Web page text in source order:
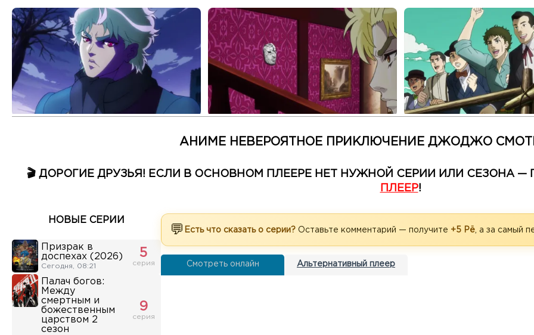
АНИМЕ НЕВЕРОЯТНОЕ ПРИКЛЮЧЕНИЕ ДЖОДЖО
🎬 ДОРОГИЕ ДРУЗЬЯ! ЕСЛИ В ОСНОВНОМ ПЛЕЕРЕ НЕТ НУЖНОЙ СЕРИИ ИЛИ СЕЗОНА
ПЛЕЕР!
НОВЫЕ СЕРИИ
Призрак в
доспехах (2026)
Сегодня, 08:21
5
серия
Палач богов:
Между
смертным и
божественным
царством 2
сезон
9
серия
💬 Есть что сказать о серии? Оставьте комментарий — получите +5 Рё , а за самый
Смотреть онлайн Альтернативный плеер